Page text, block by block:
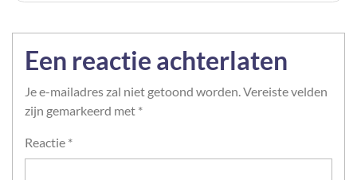
Een reactie achterlaten
Je e-mailadres zal niet getoond worden.Vereiste velden
zijn gemarkeerd met *
Reactie *